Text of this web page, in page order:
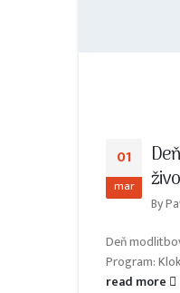
01
mar
By
Deň
Program:
read more